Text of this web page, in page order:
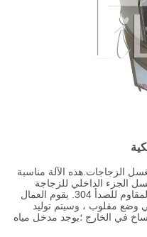
الزجاجات.هذه الآلة مناسبة
الجزء الداخلي للزجاجة
بالكامل.مادة الآلة مصنوعة من الفولاذ المقاوم للصدأ 304. يقوم العمال
مقلوب ، وسيتم توليد
في الخارج ؛يوجد مدخل مياه